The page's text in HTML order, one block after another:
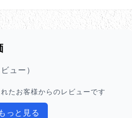
ュー）
たお客様からのレビューです
っと見る